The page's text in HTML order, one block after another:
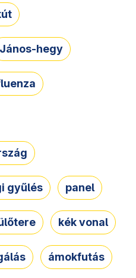
János-hegy
gyűlés panel
kék vonal
ámokfutás